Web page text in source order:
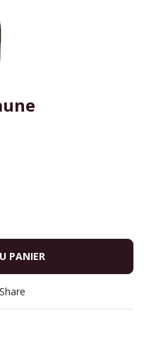
PANIER
Share